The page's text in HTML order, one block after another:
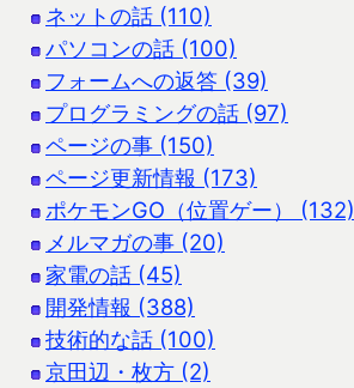
ネットの話 (110)
パソコンの話 (100)
フォームへの返答 (39)
プログラミングの話 (97)
ページの事 (150)
ページ更新情報 (173)
ポケモンGO（位置ゲー） (132)
メルマガの事 (20)
家電の話 (45)
開発情報 (388)
技術的な話 (100)
京田辺・枚方 (2)